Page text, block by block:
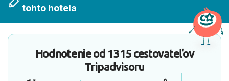
tohto hotela
Hodnotenie od 1315 cestovateľov
Tripadvisoru